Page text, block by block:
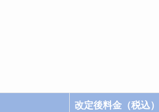
改定後料金（税込）